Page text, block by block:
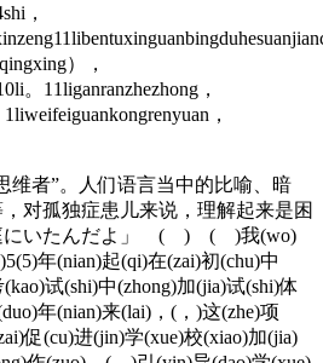
，
），
。11liganranzhezhong，
，
者”。
人们语言当中的比喻、暗
对孤独症患儿来说，理解起来是困
にいたんだよ」 ( ) ( )我(wo)
年(nian)起(qi)在(zai)初(chu)中
试(shi)中(zhong)加(jia)试(shi)体
年(nian)来(lai)，(，)这(zhe)项
促(cu)进(jin)学(xue)校(xiao)加(jia)